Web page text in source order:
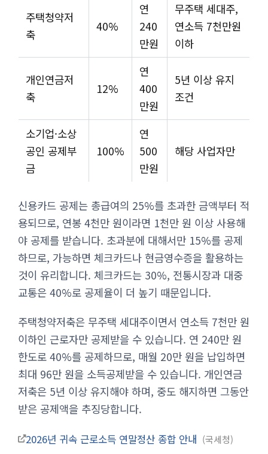
주택청약저
축
40%
연
240
만원
무주택 세대주,
연소득 7천만원
이하
개인연금저
축
12%
연
400
만원
5년 이상 유지
조건
소기업·소상
공인 공제부
금
100%
연
500
만원
해당 사업자만
신용카드 공제는 총급여의 25%를 초과한 금액부터 적
용되므로, 연봉 4천만 원이라면 1천만 원 이상 사용해
야 공제를 받습니다. 초과분에 대해서만 15%를 공제
하므로, 가능하면 체크카드나 현금영수증을 활용하는
것이 유리합니다. 체크카드는 30%, 전통시장과 대중
교통은 40%로 공제율이 더 높기 때문입니다.
주택청약저축은 무주택 세대주이면서 연소득 7천만 원
이하인 근로자만 공제받을 수 있습니다. 연 240만 원
한도로 40%를 공제하므로, 매월 20만 원을 납입하면
최대 96만 원을 소득공제받을 수 있습니다. 개인연금
저축은 5년 이상 유지해야 하며, 중도 해지하면 그동안
받은 공제액을 추징당합니다.
2026년 귀속 근로소득 연말정산 종합 안내 국세청